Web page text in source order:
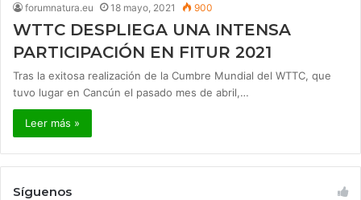
forumnatura.eu 18 mayo, 2021 900
WTTC DESPLIEGA UNA INTENSA
PARTICIPACIÓN EN FITUR 2021
Tras la exitosa realización de la Cumbre Mundial del WTTC, que
tuvo lugar en Cancún el pasado mes de abril,…
Leer más »
Síguenos